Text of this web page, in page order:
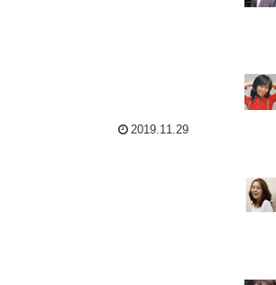
2019.11.29